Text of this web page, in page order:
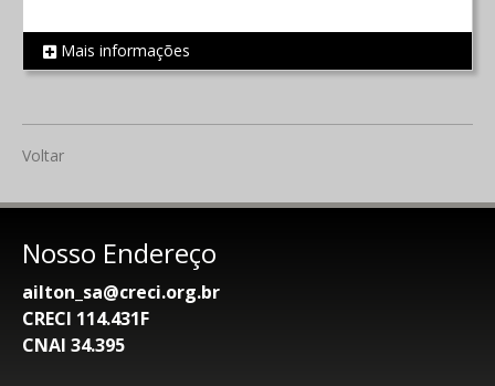
REF 120
Mais informações
Voltar
Nosso Endereço
ailton_sa@creci.org.br
CRECI 114.431F
CNAI 34.395